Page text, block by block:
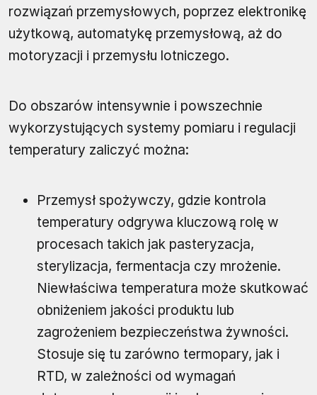
rozwiązań przemysłowych, poprzez elektronikę
użytkową, automatykę przemysłową, aż do
motoryzacji i przemysłu lotniczego.
Do obszarów intensywnie i powszechnie
wykorzystujących systemy pomiaru i regulacji
temperatury zaliczyć można:
Przemysł spożywczy, gdzie kontrola
temperatury odgrywa kluczową rolę w
procesach takich jak pasteryzacja,
sterylizacja, fermentacja czy mrożenie.
Niewłaściwa temperatura może skutkować
obniżeniem jakości produktu lub
zagrożeniem bezpieczeństwa żywności.
Stosuje się tu zarówno termopary, jak i
RTD, w zależności od wymagań